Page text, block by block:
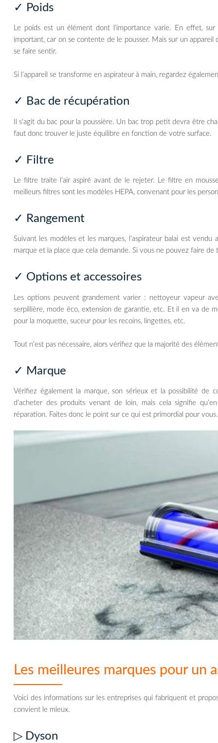
✓ Poids
Le poids est un élément dont l’importance varie. En effet,
important, car on se contente de le pousser. Mais sur un
se faire sentir.
Si l’appareil se transforme en aspirateur à main, regardez
✓ Bac de récupération
Il s’agit du bac pour la poussière. Un bac trop petit devra être
faut donc trouver le juste équilibre en fonction de votre surface.
✓ Filtre
Le filtre traite l’air aspiré avant de le rejeter. Le filtre en
meilleurs filtres sont les modèles HEPA, convenant pour les
✓ Rangement
Suivant les modèles et les marques, l’aspirateur balai est
marque et la place que cela demande. Si vous ne pouvez faire
✓ Options et accessoires
Les options peuvent grandement varier : nettoyeur vapeur
serpillière, mode éco, extension de garantie, etc. Et il en va de
pour la moquette, suceur pour les recoins, lingettes, etc.
Tout n’est pas nécessaire, alors vérifiez que la majorité des
✓ Marque
Vérifiez également la marque, son sérieux et la possibilité de
d’acheter des produits venant de loin, mais cela signifie
réparation. Faites donc le point sur ce qui est primordial pour vous.
Les meilleures marques pour un
Voici des informations sur les entreprises qui fabriquent et
convient le mieux.
▷ Dyson